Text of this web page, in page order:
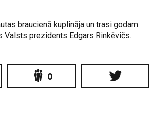
braucienā kuplināja un trasi godam
Valsts prezidents Edgars Rinkēvičs.
0